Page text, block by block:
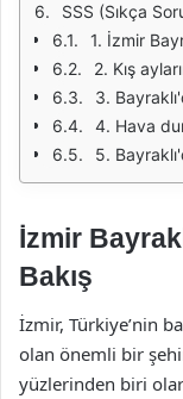
SSS (Sıkça
1. İzmir
2. Kış
3.
4. Hava
5.
İzmir
Bakış
İzmir, Türkiye’nin
olan önemli bir
yüzlerinden biri